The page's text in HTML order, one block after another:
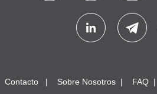
Contacto Sobre Nosotros FAQ